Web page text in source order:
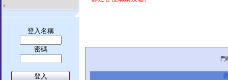
。
登入名稱
密碼
門